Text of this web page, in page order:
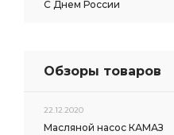
С Днем России
Обзоры товаров
22.12.2020
Масляной насос КАМАЗ